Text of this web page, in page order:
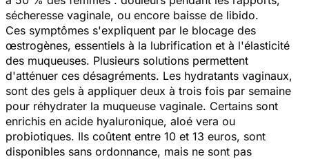
sécheresse vaginale, ou encore baisse de libido.
Ces symptômes s'expliquent par le blocage des
œstrogènes, essentiels à la lubrification et à l'élasticité
des muqueuses. Plusieurs solutions permettent
d'atténuer ces désagréments. Les hydratants vaginaux,
sont des gels à appliquer deux à trois fois par semaine
pour réhydrater la muqueuse vaginale. Certains sont
enrichis en acide hyaluronique, aloé vera ou
probiotiques. Ils coûtent entre 10 et 13 euros, sont
disponibles sans ordonnance, mais ne sont pas